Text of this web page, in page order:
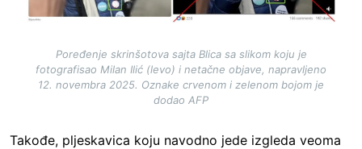
Poređenje skrinšotova sajta Blica sa slikom koju je
fotografisao Milan Ilić (levo) i netačne objave, napravljeno
12. novembra 2025. Oznake crvenom i zelenom bojom je
dodao AFP
Takođe, pljeskavica koju navodno jede izgleda veoma